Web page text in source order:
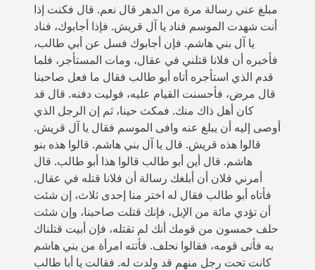
مبلغ عني رسالة مرة من الدهر قال نعم‏.‏ قال فكنت إذا
أنت شهدت الموسم فناد يا آل قريش‏.‏ فإذا أجابوك، فناد
يا آل بني هاشم‏.‏ فإن أجابوك فسل عن أبي طالب،
فأخبره أن فلانا قتلني في عقال، ومات المستأجر، فلما
قدم الذي استأجره أتاه أبو طالب فقال ما فعل صاحبنا
قال مرض، فأحسنت القيام عليه، فوليت دفنه‏.‏ قال قد
كان أهل ذاك منك‏.‏ فمكث حينا، ثم إن الرجل الذي
أوصى إليه أن يبلغ عنه وافى الموسم فقال يا آل قريش‏.‏
قالوا هذه قريش‏.‏ قال يا آل بني هاشم‏.‏ قالوا هذه بنو
هاشم‏.‏ قال أين أبو طالب قالوا هذا أبو طالب‏.‏ قال
أمرني فلان أن أبلغك رسالة أن فلانا قتله في عقال‏.‏
فأتاه أبو طالب فقال له اختر منا إحدى ثلاث، إن شئت
أن تؤدي مائة من الإبل، فإنك قتلت صاحبنا، وإن شئت
حلف خمسون من قومك أنك لم تقتله، فإن أبيت قتلناك
به فأتى قومه، فقالوا نحلف‏.‏ فأتته امرأة من بني هاشم
كانت تحت رجل منهم قد ولدت له‏.‏ فقالت يا أبا طالب